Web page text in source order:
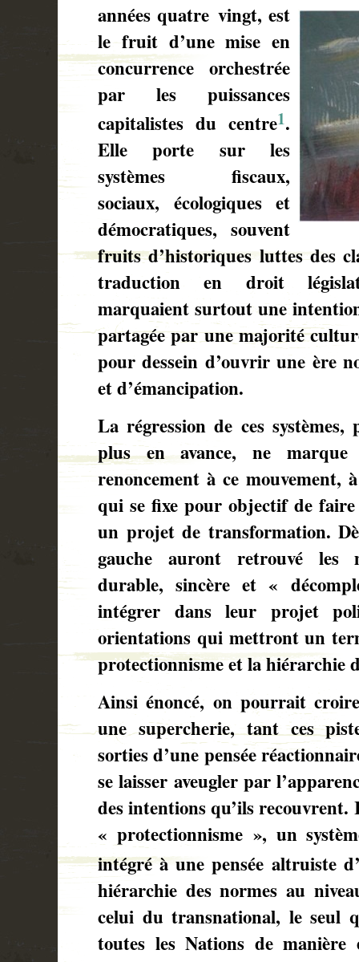
années quatre vingt, est
le fruit d’une mise en
concurrence orchestrée
par les puissances
capitalistes du centre1.
Elle porte sur les
systèmes fiscaux,
sociaux, écologiques et
démocratiques, souvent
fruits d’historiques luttes des
traduction en droit
marquaient surtout une
partagée par une majorité
pour dessein d’ouvrir une ère
et d’émancipation.
La régression de ces
plus en avance, ne
renoncement à ce mouvement,
qui se fixe pour objectif de faire
un projet de transformation.
gauche auront retrouvé les
durable, sincère et «
intégrer dans leur projet
orientations qui mettront un
protectionnisme et la hiérarchie
Ainsi énoncé, on pourrait
une supercherie, tant ces
sorties d’une pensée
se laisser aveugler par
des intentions qu’ils
« protectionnisme », un
intégré à une pensée altruiste
hiérarchie des normes au
celui du transnational, le seul
toutes les Nations de manière